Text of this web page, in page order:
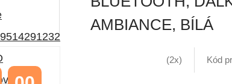
AMBIANCE, BÍLÁ
(2x) Kód